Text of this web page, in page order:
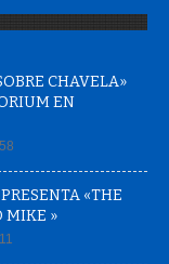
CHAVELA»
EN
«THE
MIKE »